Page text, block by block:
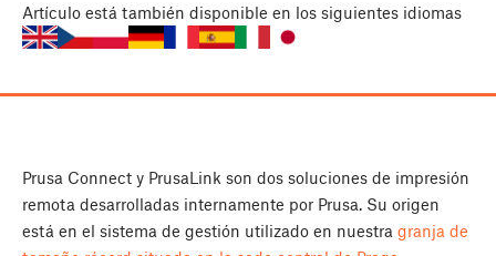
Artículo está también disponible en los siguientes idiomas
Prusa Connect y PrusaLink son dos soluciones de impresión
remota desarrolladas internamente por Prusa. Su origen
está en el sistema de gestión utilizado en nuestra granja de